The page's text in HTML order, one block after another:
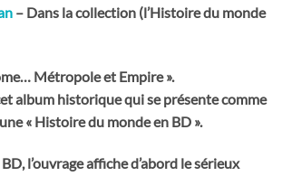
– Dans la collection (l’Histoire du monde
Métropole et Empire ».
album historique qui se présentecomme
« Histoire du monde en BD ».
l’ouvrage affiche d’abord lesérieux